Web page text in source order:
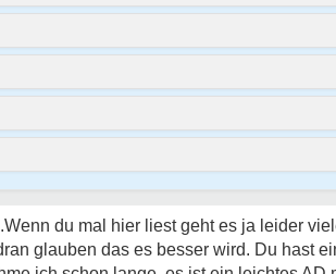
du mal hier liest geht es ja leider
glauben das es besser wird. Du hast